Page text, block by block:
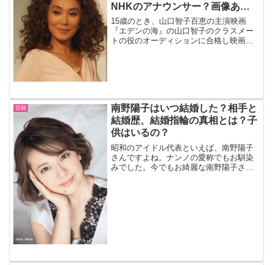
NHKのアナウンサー？画像あ
り。
15歳のとき、山口智子百恵の主演映画
『エデンの海』の山口智子のクラスメー
トの役のオーディションに合格し映画デ
芸能
南野陽子はいつ結婚した？相手と
結婚歴、結婚指輪の真相とは？子
供はいるの？
昭和のアイドル代表といえば、南野陽子
さんですよね。ナンノの愛称でもお馴染
みでした。今でもお綺麗な南野陽子さん